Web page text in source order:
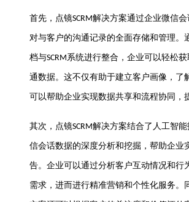
首先，点镜SCRM解决方案通过企业微信
对与客户的沟通记录的全面存储和管理。
档与SCRM系统进行整合，企业可以轻松
通数据。这不仅有助于建立客户画像，了
可以帮助企业实现数据共享和流程协同，
其次，点镜SCRM解决方案结合了人工智
信会话数据的深度分析和挖掘，帮助企业
告。企业可以通过分析客户互动情况和行
需求，进而进行精准营销和个性化服务。